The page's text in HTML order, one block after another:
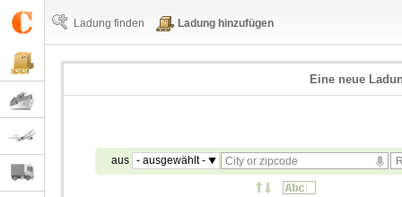
Ladung finden Ladung hinzufügen
Eine neue
aus - ausgewählt -